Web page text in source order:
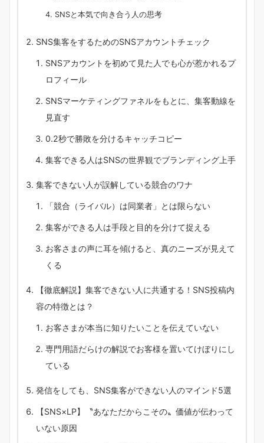
SNSと本気で向き合う人の思考
SNS集客をするためのSNSアカウントチェック
SNSアカウントを初めて見た人でも心が惹かれるプ
ロフィール
SNSマーケティングファネルをもとに、集客動線を
見直す
0.2秒で勝敗を分けるキャッチコピー
集客できる人はSNSの世界観でブランディング上手
集客できない人が誤解している競合のワナ
「競合（ライバル）は同業者」とは限らない
集客ができる人は手段と目的を分けて捉える
お客さまの声に耳を傾けると、真のニーズが見えて
くる
【徹底解説】集客できない人に共通する！SNS投稿内
容の特徴とは？
お客さまが本当に知りたいことを伝えていない
専門用語だらけの解説でお客様を置いてけぼりにし
ている
発信をしても、SNS集客ができない人のマインド5選
【SNS×LP】〝あなただからこその〟価値が伝わって
いない原因